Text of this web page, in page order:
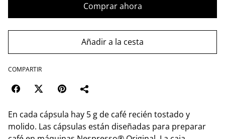
Comprar ahora
Añadir a la cesta
COMPARTIR
En cada cápsula hay 5 g de café recién tostado y
molido. Las cápsulas están diseñadas para preparar